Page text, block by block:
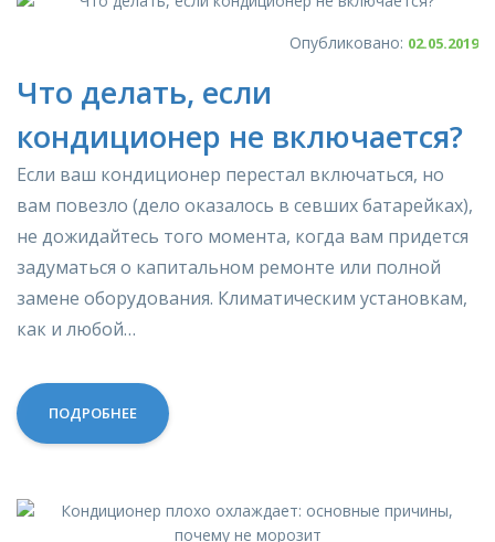
Опубликовано: 02.05.2019
Что делать, если
кондиционер не включается?
Если ваш кондиционер перестал включаться, но
вам повезло (дело оказалось в севших батарейках),
не дожидайтесь того момента, когда вам придется
задуматься о капитальном ремонте или полной
замене оборудования. Климатическим установкам,
как и любой…
ПОДРОБНЕЕ